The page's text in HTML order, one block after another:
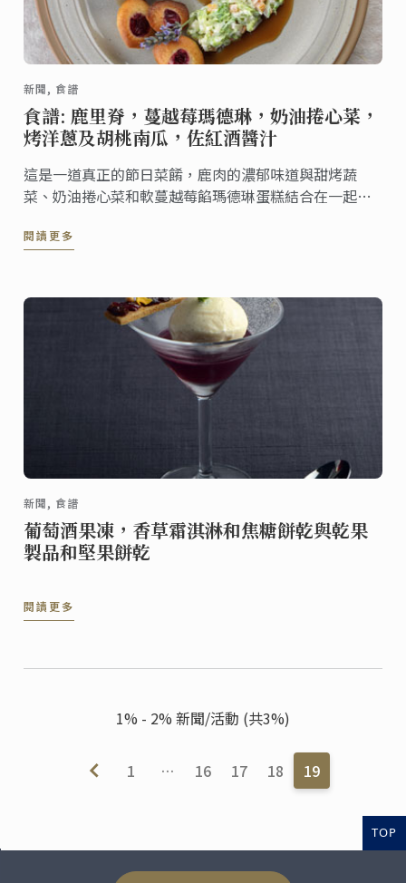
新聞, 食譜
食譜: 鹿里脊，蔓越莓瑪德琳，奶油捲心菜，
烤洋蔥及胡桃南瓜，佐紅酒醬汁
這是一道真正的節日菜餚，鹿肉的濃郁味道與甜烤蔬
菜、奶油捲心菜和軟蔓越莓餡瑪德琳蛋糕結合在一起，
閱讀更多
新聞, 食譜
葡萄酒果凍，香草霜淇淋和焦糖餅乾與乾果
製品和堅果餅乾
閱讀更多
1% - 2% 新聞/活動 (共3%)
1 … 16 17 18 19
TOP